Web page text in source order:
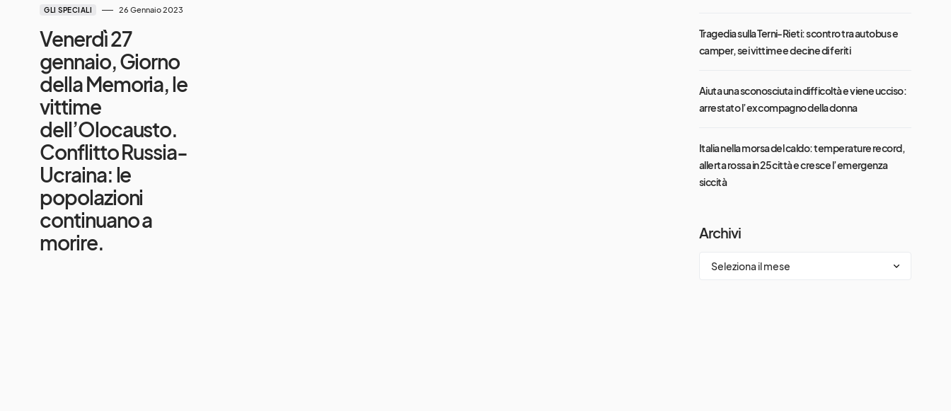
GLI SPECIALI 26 Gennaio 2023
Venerdì 27
gennaio, Giorno
della Memoria, le
vittime
dell’Olocausto.
Conflitto Russia-
Ucraina: le
popolazioni
continuano a
morire.
Tragedia sulla Terni-Rieti: scontro tra autobus e
camper, sei vittime e decine di feriti
Aiuta una sconosciuta in difficoltà e viene ucciso:
arrestato l’ex compagno della donna
Italia nella morsa del caldo: temperature record,
allerta rossa in 25 città e cresce l’emergenza
siccità
Archivi